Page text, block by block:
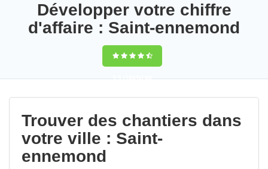
Développer votre chiffre
d'affaire : Saint-ennemond
9,5(100%)66
votes
Trouver des chantiers dans
votre ville : Saint-
ennemond